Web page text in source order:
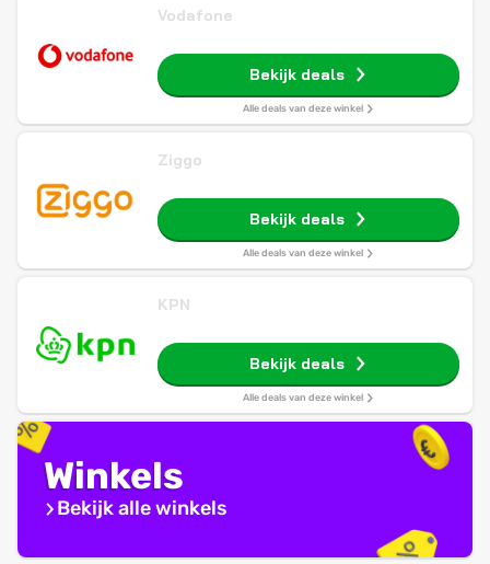
Vodafone
Bekijk deals
Alle deals van deze winkel
Ziggo
Bekijk deals
Alle deals van deze winkel
KPN
Bekijk deals
Alle deals van deze winkel
Winkels
Bekijk alle winkels